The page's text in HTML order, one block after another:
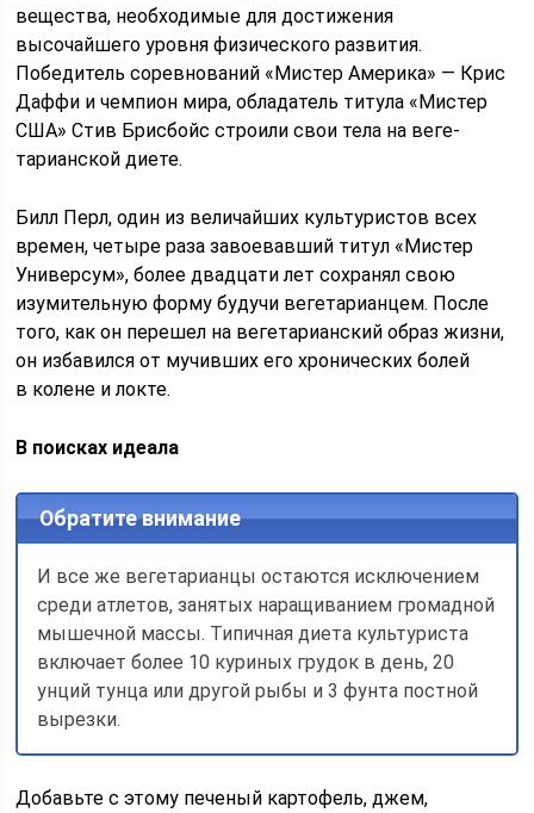
вещества, необходимые для достижения
высочайшего уровня фи­зического развития.
Победитель соревнований «Мистер Америка» — Крис
Даффи и чемпион мира, обла­датель титула «Мистер
США» Стив Брисбойс строили свои тела на веге­
тарианской диете.
Билл Перл, один из величайших культуристов всех
времен, четыре раза завоевавший титул «Мистер
Универ­сум», более двадцати лет сохранял свою
изумительную форму будучи ве­гетарианцем. После
того, как он пе­решел на вегетарианский образ жиз­ни,
он избавился от мучивших его хронических болей
в колене и локте.
В поисках идеала
Обратите внимание
И все же вегетарианцы остаются исключением
среди атлетов, занятых наращиванием громадной
мышечной массы. Типичная диета культуриста
включает более 10 куриных грудок в день, 20
унций тунца или другой рыбы и 3 фунта постной
вырезки.
Добавь­те с этому печеный картофель, джем,